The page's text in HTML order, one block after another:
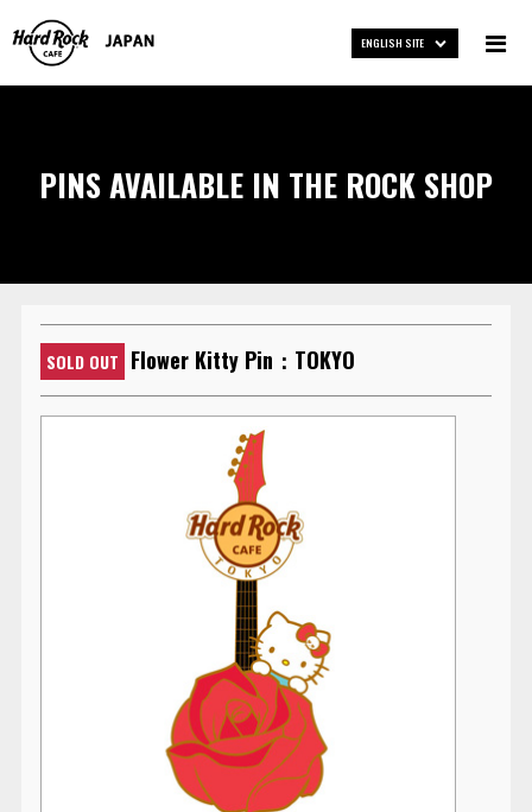
ENGLISH SITE
PINS AVAILABLE IN THE ROCK SHOP
SOLD OUT Flower Kitty Pin：TOKYO